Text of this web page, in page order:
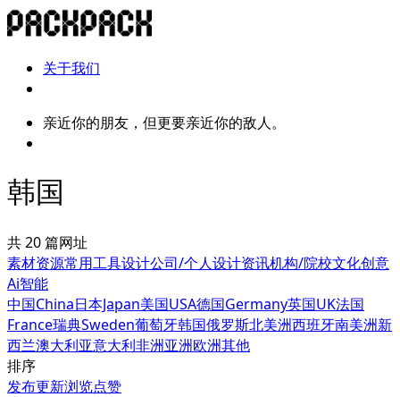
关于我们
亲近你的朋友，但更要亲近你的敌人。
韩国
共 20 篇网址
素材资源常用工具设计公司/个人设计资讯机构/院校文化创意
Ai智能
中国China日本Japan美国USA德国Germany英国UK法国
France瑞典Sweden葡萄牙韩国俄罗斯北美洲西班牙南美洲新
西兰澳大利亚意大利非洲亚洲欧洲其他
排序
发布更新浏览点赞